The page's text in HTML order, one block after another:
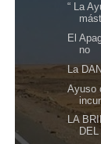
“ La
El
no
La
Ayuso
LA